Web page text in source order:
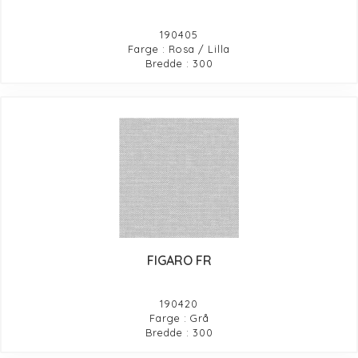
190405
Farge : Rosa / Lilla
Bredde : 300
FIGARO FR
190420
Farge : Grå
Bredde : 300